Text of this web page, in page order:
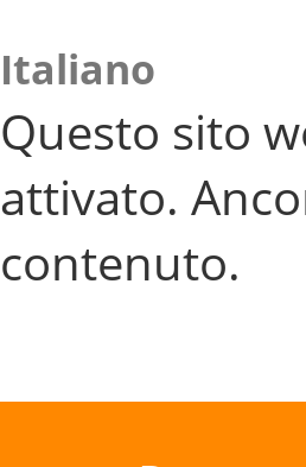
Italiano
Questo sito
attivato.
contenuto.